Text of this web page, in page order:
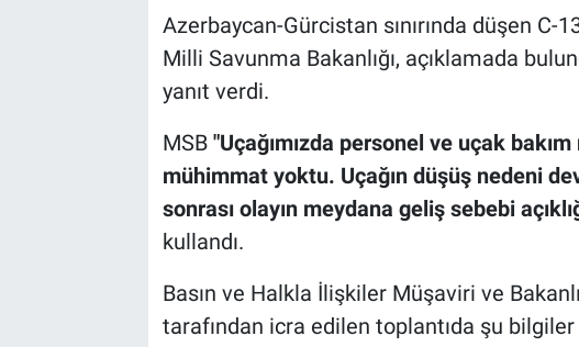
Azerbaycan-Gürcistan sınırında düşen
Milli Savunma Bakanlığı, açıklamada
yanıt verdi.
MSB "Uçağımızda personel ve uçak
mühimmat yoktu. Uçağın düşüş nedeni
sonrası olayın meydana geliş sebebi
kullandı.
Basın ve Halkla İlişkiler Müşaviri ve
tarafından icra edilen toplantıda şu bilgiler